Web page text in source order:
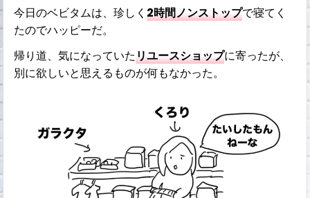
今日のベビタムは、珍しく2時間ノンストップで寝てく
たのでハッピーだ。
帰り道、気になっていたリユースショップに寄ったが、
別に欲しいと思えるものが何もなかった。